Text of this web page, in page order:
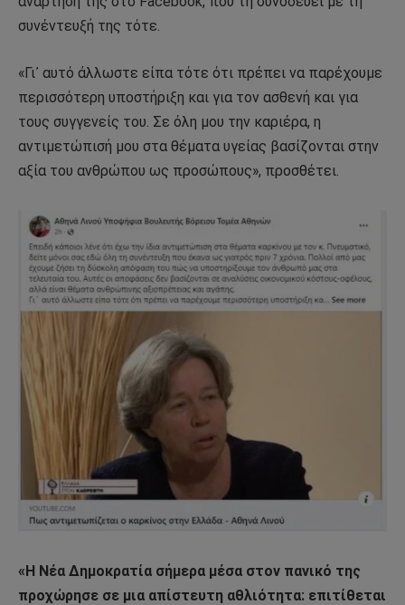
συνέντευξή της τότε.
«Γι᾽ αυτό άλλωστε είπα τότε ότι πρέπει να παρέχουμε
περισσότερη υποστήριξη και για τον ασθενή και για
τους συγγενείς του. Σε όλη μου την καριέρα, η
αντιμετώπισή μου στα θέματα υγείας βασίζονται στην
αξία του ανθρώπου ως προσώπους», προσθέτει.
«Η Νέα Δημοκρατία σήμερα μέσα στον πανικό της
προχώρησε σε μια απίστευτη αθλιότητα: επιτίθεται